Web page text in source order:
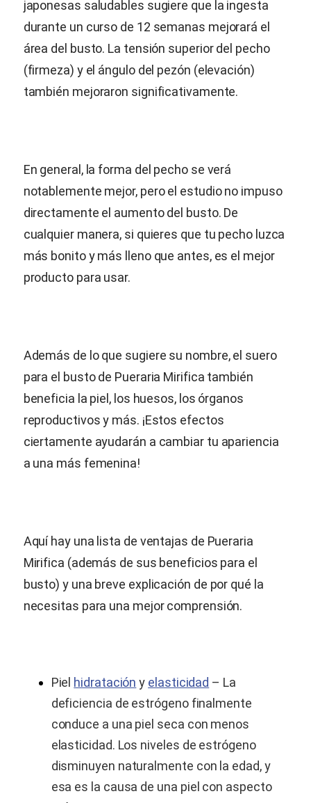
japonesas saludables sugiere que la ingesta
durante un curso de 12 semanas mejorará el
área del busto. La tensión superior del pecho
(firmeza) y el ángulo del pezón (elevación)
también mejoraron significativamente.
En general, la forma del pecho se verá
notablemente mejor, pero el estudio no impuso
directamente el aumento del busto. De
cualquier manera, si quieres que tu pecho luzca
más bonito y más lleno que antes, es el mejor
producto para usar.
Además de lo que sugiere su nombre, el suero
para el busto de Pueraria Mirifica también
beneficia la piel, los huesos, los órganos
reproductivos y más. ¡Estos efectos
ciertamente ayudarán a cambiar tu apariencia
a una más femenina!
Aquí hay una lista de ventajas de Pueraria
Mirifica (además de sus beneficios para el
busto) y una breve explicación de por qué la
necesitas para una mejor comprensión.
Piel hidratación y elasticidad – La
deficiencia de estrógeno finalmente
conduce a una piel seca con menos
elasticidad. Los niveles de estrógeno
disminuyen naturalmente con la edad, y
esa es la causa de una piel con aspecto